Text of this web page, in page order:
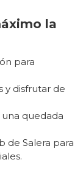
la
para
y disfrutar de
quedada
de Salera para